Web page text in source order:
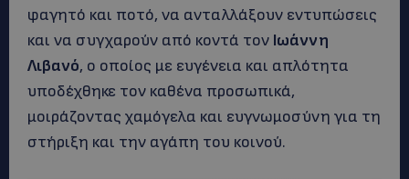
φαγητό και ποτό, να ανταλλάξουν εντυπώσεις
και να συγχαρούν από κοντά τον Ιωάννη
Λιβανό, ο οποίος με ευγένεια και απλότητα
υποδέχθηκε τον καθένα προσωπικά,
μοιράζοντας χαμόγελα και ευγνωμοσύνη για τη
στήριξη και την αγάπη του κοινού.